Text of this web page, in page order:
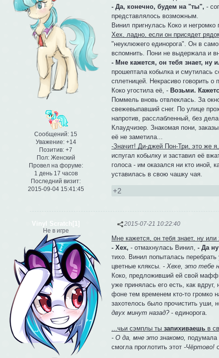
Сообщений: 15
Уважение: +14
Позитив: +7
Пол:Женский
Провел на форуме:
1 день 17 часов
Последний визит:
2015-09-04 15:41:45
- Да, конечно, будем на "ты", -
представлялось возможным.
Винил пригнулась Коко и негромко
Хех, ладно, если он присядет
"неуклюжего единорога". Он в
вспомнить. Пони не выдержала и
- Мне кажется, он тебя знает, ну
прошептала кобылка и смутилась
сплетницей. Некрасиво говорить
Коко угостила её, - Возьми.
Поммель вновь отвлеклась. За
свежевыпавший снег. По улице
напротив, расслабленный, без
Клаудчизер. Знакомая пони,
её не заметила...
-Значит! Ди-джей Пон-Три, это же
испугал кобылку и заставил её
голоса - им оказался ни кто иной,
уставилась в свою чашку чая.
+2
2015-07-21 10:22:40
Vinyl Scratch[1]
Не в игре
Мне кажется, он тебя знает, ну
- Хех, - отмахнулась Винил,- Да
тихо. Винил попыталась
цветные кляксы.- Хехе, это тебе
Коко, предложивший ей свой
уже принялась его есть, как
фоне тем временем кто-то громко
захотелось было прочистить уши,
двух минут назад?- единорога.
...чьи сэмплы тызапихиваешь в
- О да, мне это знакомо, подумала
смогла проглотить этот-Чёртово!